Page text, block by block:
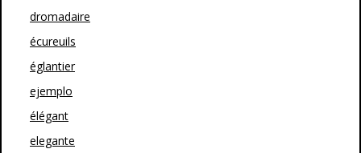
dromadaire
écureuils
églantier
ejemplo
élégant
elegante